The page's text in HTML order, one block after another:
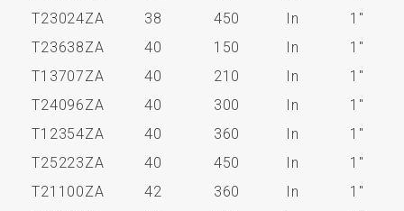
T23024ZA
38 450 In
1"
T23638ZA
40 150 In
1"
T13707ZA
40 210 In
1"
T24096ZA
40 300 In
1"
T12354ZA
40 360 In
1"
T25223ZA
40 450 In
1"
T21100ZA
42 360 In
1"